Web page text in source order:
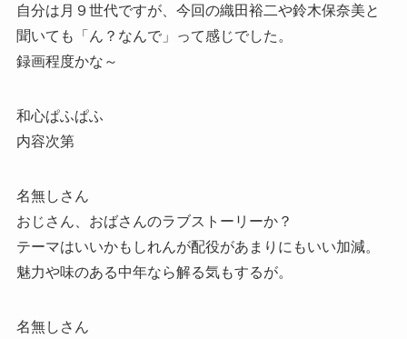
自分は月９世代ですが、今回の織田裕二や鈴木保奈美と
聞いても「ん？なんで」って感じでした。
録画程度かな～
和心ぱふぱふ
内容次第
名無しさん
おじさん、おばさんのラブストーリーか？
テーマはいいかもしれんが配役があまりにもいい加減。
魅力や味のある中年なら解る気もするが。
名無しさん